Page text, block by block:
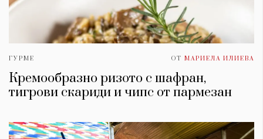
ГУРМЕ ОТ МАРИЕЛА ИЛИЕВА
Кремообразно ризото с шафран,
тигрови скариди и чипс от пармезан